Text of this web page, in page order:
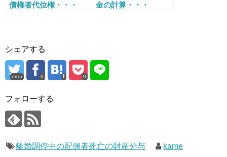
債権者代位権・・・
金の計算・・・
シェアする
error 0 0
フォローする
離婚調停中の配偶者死亡の財産分与 kame